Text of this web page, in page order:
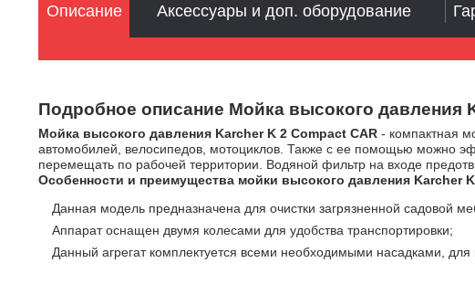
Подробное описание Мойка высокого давления
Мойка высокого давления Karcher K 2 Compact CAR - компактная
автомобилей, велосипедов, мотоциклов. Также с ее помощью можно
перемещать по рабочей территории. Водяной фильтр на входе
Особенности и преимущества мойки высокого давления Karcher
Данная модель предназначена для очистки загрязненной садовой
Аппарат оснащен двумя колесами для удобства транспортировки;
Данный агрегат комплектуется всеми необходимыми насадками,
Описание Аксессуары и доп. оборудование